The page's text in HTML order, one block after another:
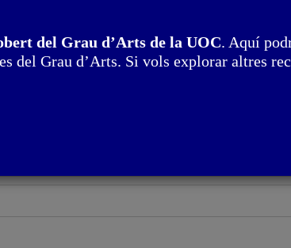
en espais autogestionats
de les arts visuals
del Grau d’Arts de la UOC. Aquí
del Grau d’Arts. Si vols explorar altres